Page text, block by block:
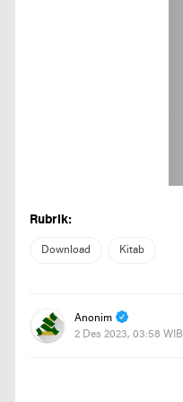
Rubrik:
Download Kitab
Anonim
2 Des 2023, 03:58 WIB